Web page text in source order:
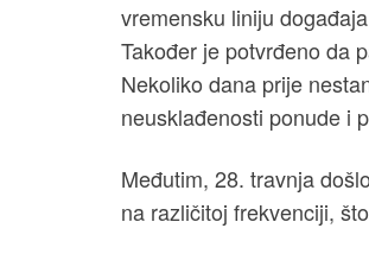
vremensku liniju
Također je potvrđeno da
Nekoliko dana prije
neusklađenosti ponude i
Međutim, 28. travnja
na različitoj frekvenciji,